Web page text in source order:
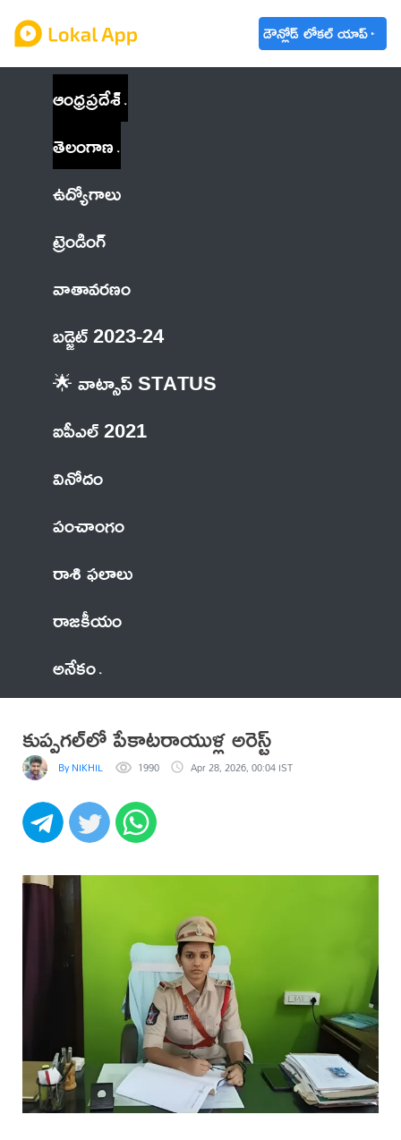
డౌన్లోడ్ లోకల్ యాప్
ఆంధ్రప్రదేశ్
తెలంగాణ
ఉద్యోగాలు
ట్రెండింగ్
వాతావరణం
బడ్జెట్ 2023-24
🌟 వాట్సాప్ STATUS
ఐపీఎల్ 2021
వినోదం
పంచాంగం
రాశి ఫలాలు
రాజకీయం
అనేకం
కుప్పగల్‌లో పేకాటరాయుళ్ల అరెస్ట్
By NIKHIL 1990 Apr 28, 2026, 00:04 IST